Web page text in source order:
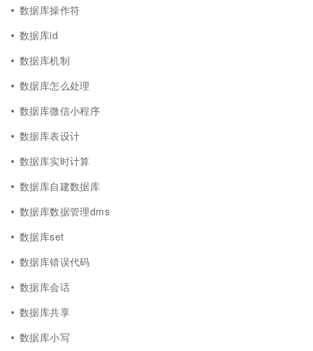
数据库操作符
数据库id
数据库机制
数据库怎么处理
数据库微信小程序
数据库表设计
数据库实时计算
数据库自建数据库
数据库数据管理dms
数据库set
数据库错误代码
数据库会话
数据库共享
数据库小写